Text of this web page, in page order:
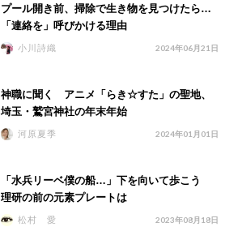
プール開き前、掃除で生き物を見つけたら…
「連絡を」呼びかける理由
小川詩織 2024年06月21日
神職に聞く アニメ「らき☆すた」の聖地、
埼玉・鷲宮神社の年末年始
河原夏季 2024年01月01日
「水兵リーベ僕の船…」下を向いて歩こう
理研の前の元素プレートは
松村 愛 2023年08月18日